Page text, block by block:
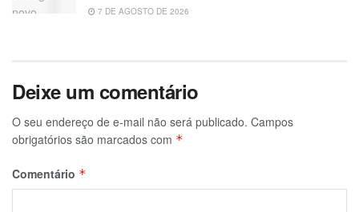
7 DE AGOSTO DE 2026
Deixe um comentário
O seu endereço de e-mail não será publicado. Campos
obrigatórios são marcados com *
Comentário *